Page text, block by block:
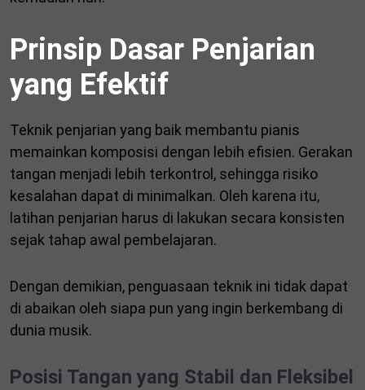
Prinsip Dasar Penjarian
yang Efektif
Teknik penjarian yang baik membantu pianis
memainkan komposisi dengan lebih efisien. Gerakan
tangan menjadi lebih terkontrol, sehingga risiko
kesalahan dapat di minimalkan. Oleh karena itu,
latihan penjarian harus di lakukan secara konsisten
sejak tahap awal pembelajaran.
Dengan demikian, penguasaan teknik ini tidak dapat
di abaikan oleh siapa pun yang ingin berkembang di
dunia musik.
Posisi Tangan yang Stabil dan Fleksibel